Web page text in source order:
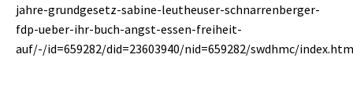
jahre-grundgesetz-sabine-leutheuser-schnarrenberger-
fdp-ueber-ihr-buch-angst-essen-freiheit-
auf/-/id=659282/did=23603940/nid=659282/swdhmc/